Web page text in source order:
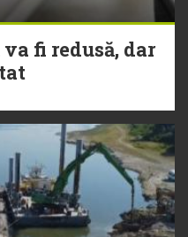
fi redusă, dar